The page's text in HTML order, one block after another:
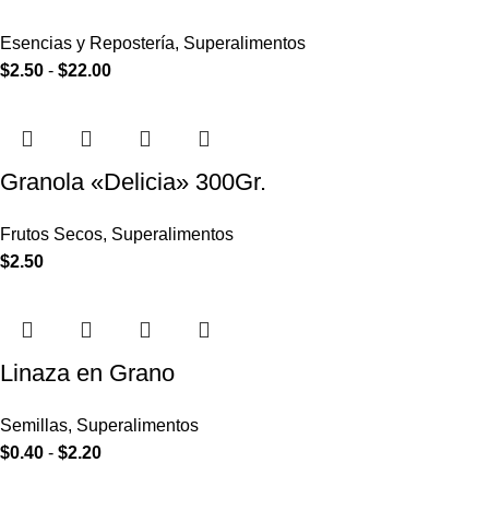
Esencias y Repostería, Superalimentos
$2.50 - $22.00
Granola «Delicia» 300Gr.
Frutos Secos, Superalimentos
$2.50
Linaza en Grano
Semillas, Superalimentos
$0.40 - $2.20